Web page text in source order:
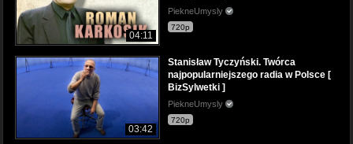
04:11
PiekneUmysly
720p
03:42
Stanisław Tyczyński. Twórca
najpopularniejszego radia w Polsce [
BizSylwetki ]
PiekneUmysly
720p